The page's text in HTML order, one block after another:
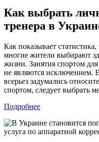
Как выбрать
тренера в
Как показывает
многие жители выбирают
жизни. Занятия спортом
не являются исключением.
всерьез задумались
спортом, следует выбрать
Подробнее